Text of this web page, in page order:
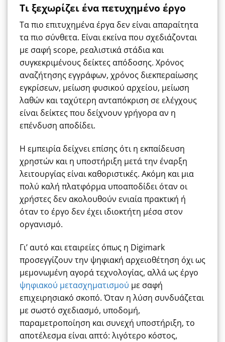
Τι ξεχωρίζει ένα πετυχημένο έργο
Τα πιο επιτυχημένα έργα δεν είναι απαραίτητα
τα πιο σύνθετα. Είναι εκείνα που σχεδιάζονται
με σαφή scope, ρεαλιστικά στάδια και
συγκεκριμένους δείκτες απόδοσης. Χρόνος
αναζήτησης εγγράφων, χρόνος διεκπεραίωσης
εγκρίσεων, μείωση φυσικού αρχείου, μείωση
λαθών και ταχύτερη ανταπόκριση σε ελέγχους
είναι δείκτες που δείχνουν γρήγορα αν η
επένδυση αποδίδει.
Η εμπειρία δείχνει επίσης ότι η εκπαίδευση
χρηστών και η υποστήριξη μετά την έναρξη
λειτουργίας είναι καθοριστικές. Ακόμη και μια
πολύ καλή πλατφόρμα υποαποδίδει όταν οι
χρήστες δεν ακολουθούν ενιαία πρακτική ή
όταν το έργο δεν έχει ιδιοκτήτη μέσα στον
οργανισμό.
Γι’ αυτό και εταιρείες όπως η Digimark
προσεγγίζουν την ψηφιακή αρχειοθέτηση όχι ως
μεμονωμένη αγορά τεχνολογίας, αλλά ως έργο
ψηφιακού μετασχηματισμού με σαφή
επιχειρησιακό σκοπό. Όταν η λύση συνδυάζεται
με σωστό σχεδιασμό, υποδομή,
παραμετροποίηση και συνεχή υποστήριξη, το
αποτέλεσμα είναι απτό: λιγότερο κόστος,